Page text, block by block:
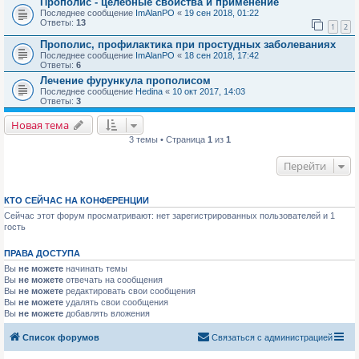
Последнее сообщение ImAlanPO « 19 сен 2018, 01:22
Ответы: 13 1 2
Прополис, профилактика при простудных заболеваниях
Последнее сообщение ImAlanPO « 18 сен 2018, 17:42
Ответы: 6
Лечение фурункула прополисом
Последнее сообщение Hedina « 10 окт 2017, 14:03
Ответы: 3
Новая тема
3 темы • Страница 1 из 1
Перейти
КТО СЕЙЧАС НА КОНФЕРЕНЦИИ
Сейчас этот форум просматривают: нет зарегистрированных пользователей и 1
гость
ПРАВА ДОСТУПА
Вы не можете начинать темы
Вы не можете отвечать на сообщения
Вы не можете редактировать свои сообщения
Вы не можете удалять свои сообщения
Вы не можете добавлять вложения
Список форумов Связаться с администрацией